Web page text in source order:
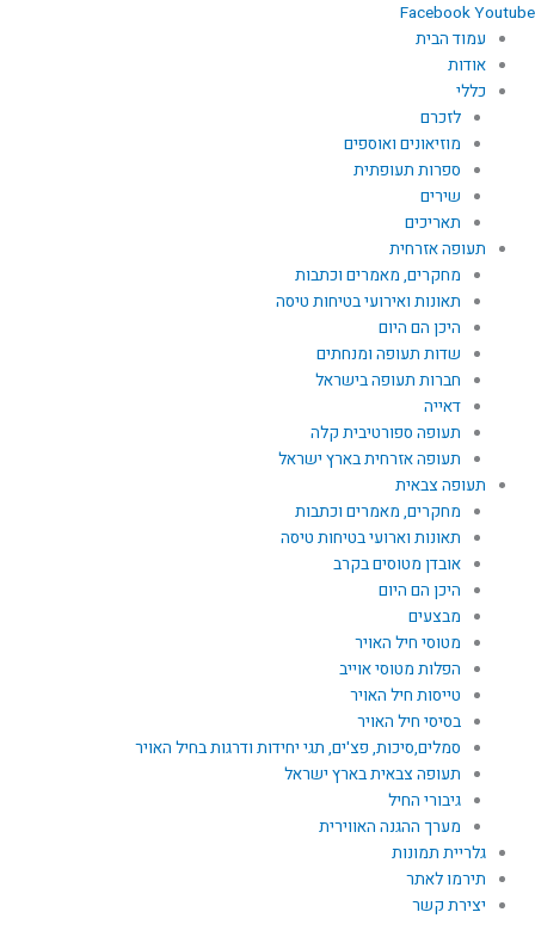
FacebookYoutube
עמוד הבית
אודות
כללי
לזכרם
מוזיאונים ואוספים
ספרות תעופתית
שירים
תאריכים
תעופה אזרחית
מחקרים, מאמרים וכתבות
תאונות ואירועי בטיחות טיסה
היכן הם היום
שדות תעופה ומנחתים
חברות תעופה בישראל
דאייה
תעופה ספורטיבית קלה
תעופה אזרחית בארץ ישראל
תעופה צבאית
מחקרים, מאמרים וכתבות
תאונות וארועי בטיחות טיסה
אובדן מטוסים בקרב
היכן הם היום
מבצעים
מטוסי חיל האויר
הפלות מטוסי אוייב
טייסות חיל האויר
בסיסי חיל האויר
סמלים,סיכות, פצ'ים, תגי יחידות ודרגות בחיל האויר
תעופה צבאית בארץ ישראל
גיבורי החיל
מערך ההגנה האווירית
גלריית תמונות
תירמו לאתר
יצירת קשר